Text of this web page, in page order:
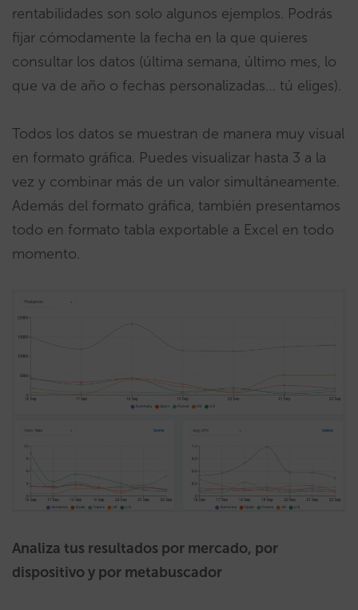
rentabilidades son solo algunos ejemplos. Podrás
fijar cómodamente la fecha en la que quieres
consultar los datos (última semana, último mes, lo
que va de año o fechas personalizadas… tú eliges).
Todos los datos se muestran de manera muy visual
en formato gráfica. Puedes visualizar hasta 3 a la
vez y combinar más de un valor simultáneamente.
Además del formato gráfica, también presentamos
todo en formato tabla exportable a Excel en todo
momento.
Analiza tus resultados por mercado, por
dispositivo y por metabuscador